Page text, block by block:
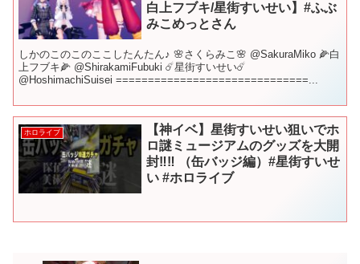
白上フブキ/星街すいせい】#ふぶ
みこめっとさん
しかのこのこのここしたんたん♪ 🌸さくらみこ🌸 @SakuraMiko 🌽白
上フブキ🌽 @ShirakamiFubuki ☄️星街すいせい☄️
@HoshimachiSuisei ==============================...
ホロライブ
【神イベ】星街すいせい狙いでホ
ロ謎ミュージアムのグッズを大開
封‼︎‼︎ （缶バッジ編）#星街すいせ
い #ホロライブ